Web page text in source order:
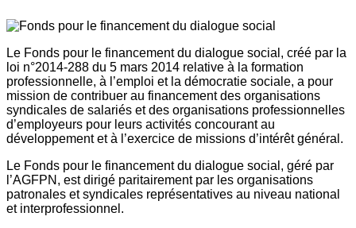
Le Fonds pour le financement du dialogue social, créé par la
loi n°2014-288 du 5 mars 2014 relative à la formation
professionnelle, à l’emploi et la démocratie sociale, a pour
mission de contribuer au financement des organisations
syndicales de salariés et des organisations professionnelles
d’employeurs pour leurs activités concourant au
développement et à l’exercice de missions d’intérêt général.
Le Fonds pour le financement du dialogue social, géré par
l’AGFPN, est dirigé paritairement par les organisations
patronales et syndicales représentatives au niveau national
et interprofessionnel.